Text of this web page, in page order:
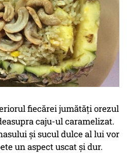
fiecărei jumătăți orezul
caju-ul caramelizat.
și sucul dulce al lui vor
un aspect uscat și dur.